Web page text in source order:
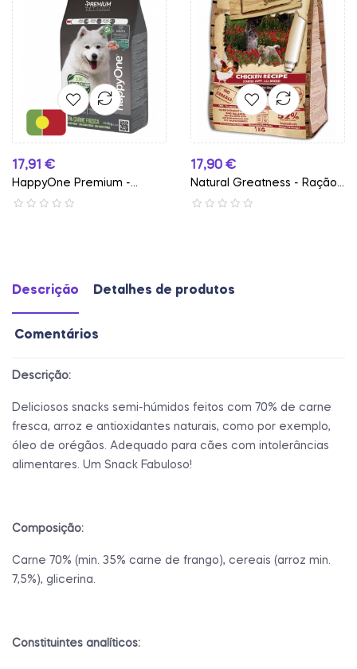
Preço
17,91 €
HappyOne Premium -
Ração...
Preço
17,90 €
Natural Greatness - Ração...
Descrição Detalhes de produtos
Comentários
Descrição:
Deliciosos snacks semi-húmidos feitos com 70% de carne
fresca, arroz e antioxidantes naturais, como por exemplo,
óleo de orégãos. Adequado para cães com intolerâncias
alimentares. Um Snack Fabuloso!
Composição:
Carne 70% (min. 35% carne de frango), cereais (arroz min.
7,5%), glicerina.
Constituintes analíticos: